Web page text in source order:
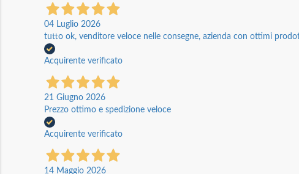
04 Luglio 2026
tutto ok, venditore veloce nelle consegne, azienda con ottimi
Acquirente verificato
21 Giugno 2026
Prezzo ottimo e spedizione veloce
Acquirente verificato
14 Maggio 2026